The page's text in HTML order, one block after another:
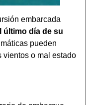
embarcada
último día de su
pueden
vientos o mal estado